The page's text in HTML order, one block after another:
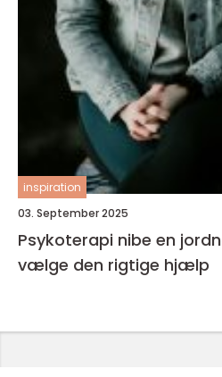
inspiration
03. September 2025
Psykoterapi nibe en jordnær guide til at
vælge den rigtige hjælp